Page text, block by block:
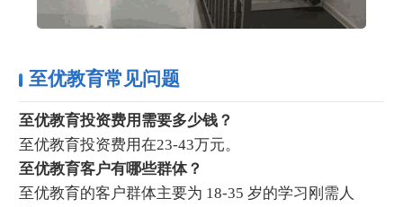
至优教育常见问题
至优教育投资费用需要多少钱？
至优教育投资费用在23-43万元。
至优教育客户有哪些群体？
至优教育的客户群体主要为 18-35 岁的学习刚需人